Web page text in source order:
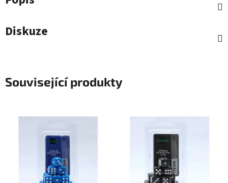
Diskuze
Související produkty